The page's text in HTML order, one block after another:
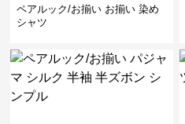
ペアルック/お揃い お揃い 染め
シャツ